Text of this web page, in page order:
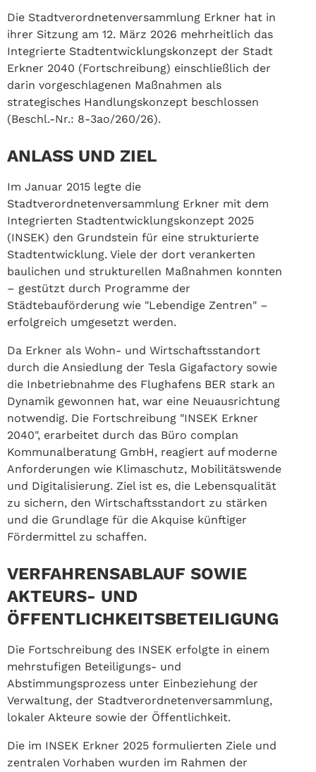
Die Stadtverordnetenversammlung Erkner hat in
ihrer Sitzung am 12. März 2026 mehrheitlich das
Integrierte Stadtentwicklungskonzept der Stadt
Erkner 2040 (Fortschreibung) einschließlich der
darin vorgeschlagenen Maßnahmen als
strategisches Handlungskonzept beschlossen
(Beschl.-Nr.: 8-3ao/260/26).
ANLASS UND ZIEL
Im Januar 2015 legte die
Stadtverordnetenversammlung Erkner mit dem
Integrierten Stadtentwicklungskonzept 2025
(INSEK) den Grundstein für eine strukturierte
Stadtentwicklung. Viele der dort verankerten
baulichen und strukturellen Maßnahmen konnten
– gestützt durch Programme der
Städtebauförderung wie "Lebendige Zentren" –
erfolgreich umgesetzt werden.
Da Erkner als Wohn- und Wirtschaftsstandort
durch die Ansiedlung der Tesla Gigafactory sowie
die Inbetriebnahme des Flughafens BER stark an
Dynamik gewonnen hat, war eine Neuausrichtung
notwendig. Die Fortschreibung "INSEK Erkner
2040", erarbeitet durch das Büro complan
Kommunalberatung GmbH, reagiert auf moderne
Anforderungen wie Klimaschutz, Mobilitätswende
und Digitalisierung. Ziel ist es, die Lebensqualität
zu sichern, den Wirtschaftsstandort zu stärken
und die Grundlage für die Akquise künftiger
Fördermittel zu schaffen.
VERFAHRENSABLAUF SOWIE
AKTEURS- UND
ÖFFENTLICHKEITSBETEILIGUNG
Die Fortschreibung des INSEK erfolgte in einem
mehrstufigen Beteiligungs- und
Abstimmungsprozess unter Einbeziehung der
Verwaltung, der Stadtverordnetenversammlung,
lokaler Akteure sowie der Öffentlichkeit.
Die im INSEK Erkner 2025 formulierten Ziele und
zentralen Vorhaben wurden im Rahmen der